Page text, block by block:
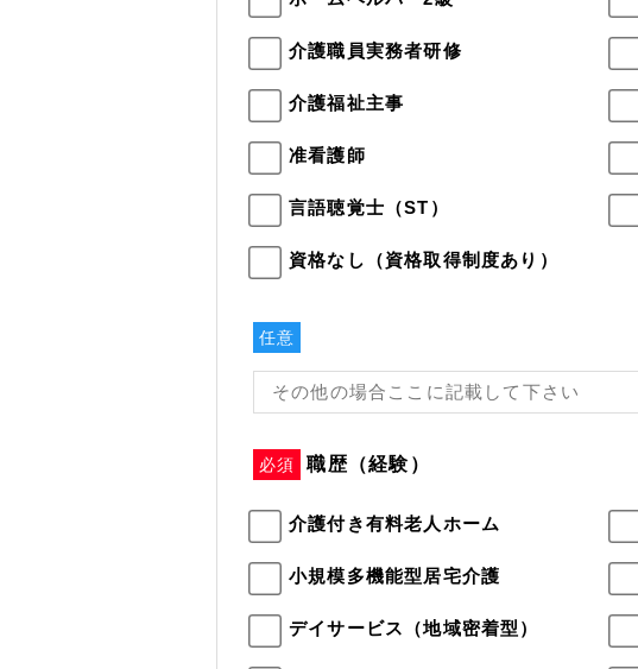
介護職員実務者研修
介護福祉主事
准看護師
言語聴覚士（ST）
資格なし（資格取得制度あり）
任意
必須 職歴（経験）
介護付き有料老人ホーム
小規模多機能型居宅介護
デイサービス（地域密着型）